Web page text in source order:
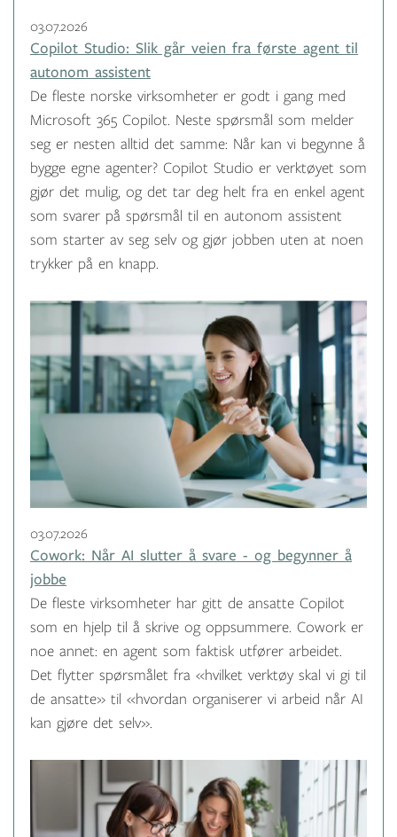
03.07.2026
Copilot Studio: Slik går veien fra første agent til
autonom assistent
De fleste norske virksomheter er godt i gang med
Microsoft 365 Copilot. Neste spørsmål som melder
seg er nesten alltid det samme: Når kan vi begynne å
bygge egne agenter? Copilot Studio er verktøyet som
gjør det mulig, og det tar deg helt fra en enkel agent
som svarer på spørsmål til en autonom assistent
som starter av seg selv og gjør jobben uten at noen
trykker på en knapp.
03.07.2026
Cowork: Når AI slutter å svare - og begynner å
jobbe
De fleste virksomheter har gitt de ansatte Copilot
som en hjelp til å skrive og oppsummere. Cowork er
noe annet: en agent som faktisk utfører arbeidet.
Det flytter spørsmålet fra «hvilket verktøy skal vi gi til
de ansatte» til «hvordan organiserer vi arbeid når AI
kan gjøre det selv».